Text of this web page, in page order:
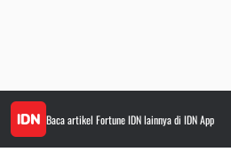
Baca artikel Fortune IDNlainnya di IDN App